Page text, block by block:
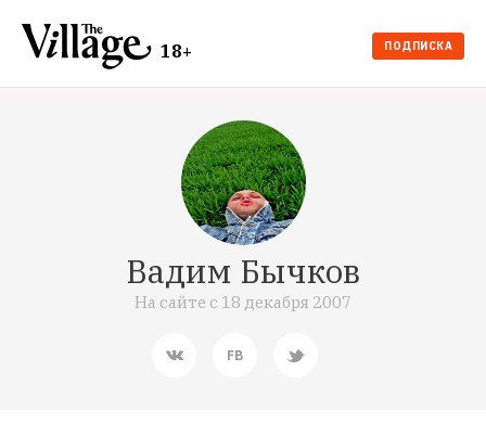
18+ ПОДПИСКА
Вадим Бычков
На сайте с 18 декабря 2007